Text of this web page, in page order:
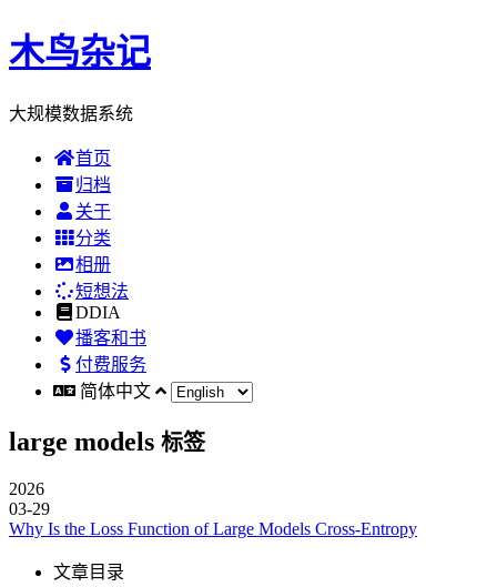
木鸟杂记
大规模数据系统
首页
归档
关于
分类
相册
短想法
DDIA
播客和书
付费服务
简体中文
large models 标签
2026
03-29
Why Is the Loss Function of Large Models Cross-Entropy
文章目录